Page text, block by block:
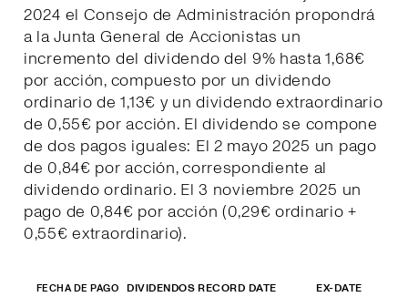
2024 el Consejo de Administración propondrá
a la Junta General de Accionistas un
incremento del dividendo del 9% hasta 1,68€
por acción, compuesto por un dividendo
ordinario de 1,13€ y un dividendo extraordinario
de 0,55€ por acción. El dividendo se compone
de dos pagos iguales: El 2 mayo 2025 un pago
de 0,84€ por acción, correspondiente al
dividendo ordinario. El 3 noviembre 2025 un
pago de 0,84€ por acción (0,29€ ordinario +
0,55€ extraordinario).
FECHA DE PAGO DIVIDENDOS RECORD DATE EX-DATE